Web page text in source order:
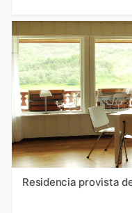
Residencia provista